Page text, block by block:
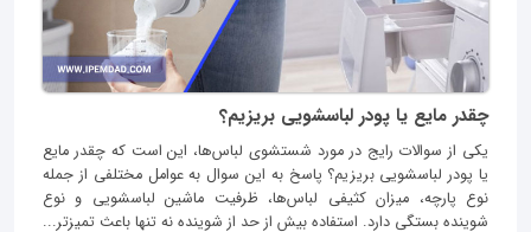
چقدر مایع یا پودر لباسشویی بریزیم؟
یکی از سوالات رایج در مورد شستشوی لباس‌ها، این است که چقدر مایع
یا پودر لباسشویی بریزیم؟ پاسخ به این سوال به عوامل مختلفی از جمله
نوع پارچه، میزان کثیفی لباس‌ها، ظرفیت ماشین لباسشویی و نوع
شوینده بستگی دارد. استفاده بیش از حد از شوینده نه تنها باعث تمیزتر...